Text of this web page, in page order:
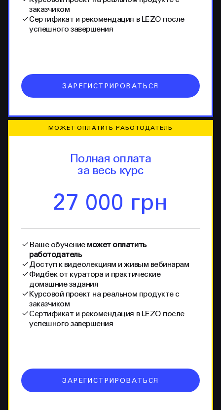
заказчиком
Сертификат и рекомендация в LEZO после
успешного завершения
ЗАРЕГИСТРИРОВАТЬСЯ
МОЖЕТ ОПЛАТИТЬ РАБОТОДАТЕЛЬ
Полная оплата
за весь курс
27 000 грн
Ваше обучение может оплатить
работодатель
Доступ к видеолекциям и живым вебинарам
Фидбек от куратора и практические
домашние задания
Курсовой проект на реальном продукте с
заказчиком
Сертификат и рекомендация в LEZO после
успешного завершения
ЗАРЕГИСТРИРОВАТЬСЯ